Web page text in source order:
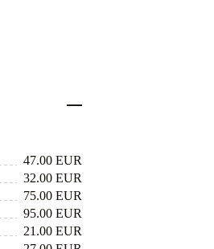
47.00 EUR
32.00 EUR
75.00 EUR
95.00 EUR
21.00 EUR